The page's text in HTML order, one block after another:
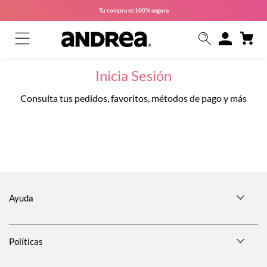
Tu compra es 100% segura
Inicia Sesión
Consulta tus pedidos, favoritos, métodos de pago y más
Ayuda
Políticas